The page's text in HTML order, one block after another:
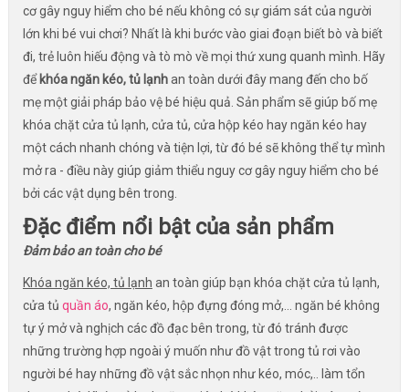
cơ gây nguy hiểm cho bé nếu không có sự giám sát của người
lớn khi bé vui chơi? Nhất là khi bước vào giai đoạn biết bò và biết
đi, trẻ luôn hiếu động và tò mò về mọi thứ xung quanh mình. Hãy
để khóa ngăn kéo, tủ lạnhan toàn dưới đây mang đến cho bố
mẹ một giải pháp bảo vệ bé hiệu quả. Sản phẩm sẽ giúp bố mẹ
khóa chặt cửa tủ lạnh, cửa tủ, cửa hộp kéo hay ngăn kéo hay
một cách nhanh chóng và tiện lợi, từ đó bé sẽ không thể tự mình
mở ra - điều này giúp giảm thiểu nguy cơ gây nguy hiểm cho bé
bởi các vật dụng bên trong.
Đặc điểm nổi bật của sản phẩm
Đảm bảo an toàn cho bé
Khóa ngăn kéo, tủ lạnh an toàn giúp bạn khóa chặt cửa tủ lạnh,
cửa tủ quần áo, ngăn kéo, hộp đựng đóng mở,... ngăn bé không
tự ý mở và nghịch các đồ đạc bên trong, từ đó tránh được
những trường hợp ngoài ý muốn như đồ vật trong tủ rơi vào
người bé hay những đồ vật sắc nhọn như kéo, móc,.. làm tổn